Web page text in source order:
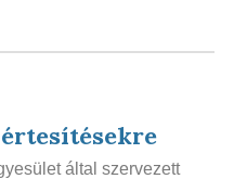
által szervezett